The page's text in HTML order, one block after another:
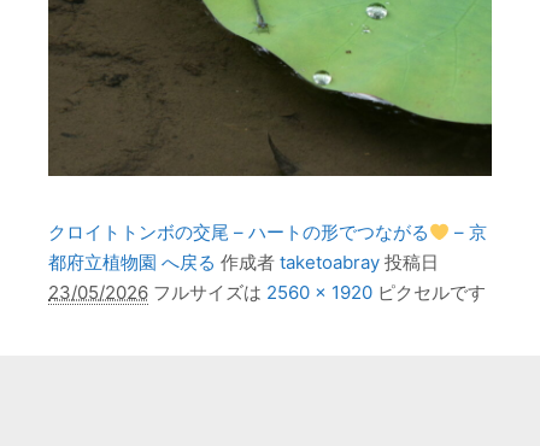
クロイトトンボの交尾 – ハートの形でつながる
– 京
都府立植物園 へ戻る 作成者 taketoabray 投稿日
23/05/2026 フルサイズは 2560 × 1920 ピクセルです